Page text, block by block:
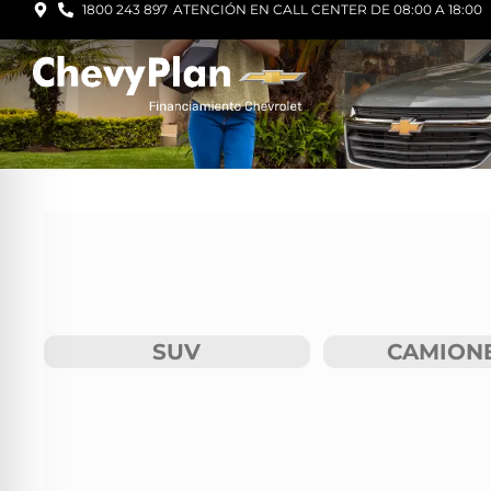
1800 243 897 ATENCIÓN EN CALL CENTER DE 08:00 A 18:00
SUV